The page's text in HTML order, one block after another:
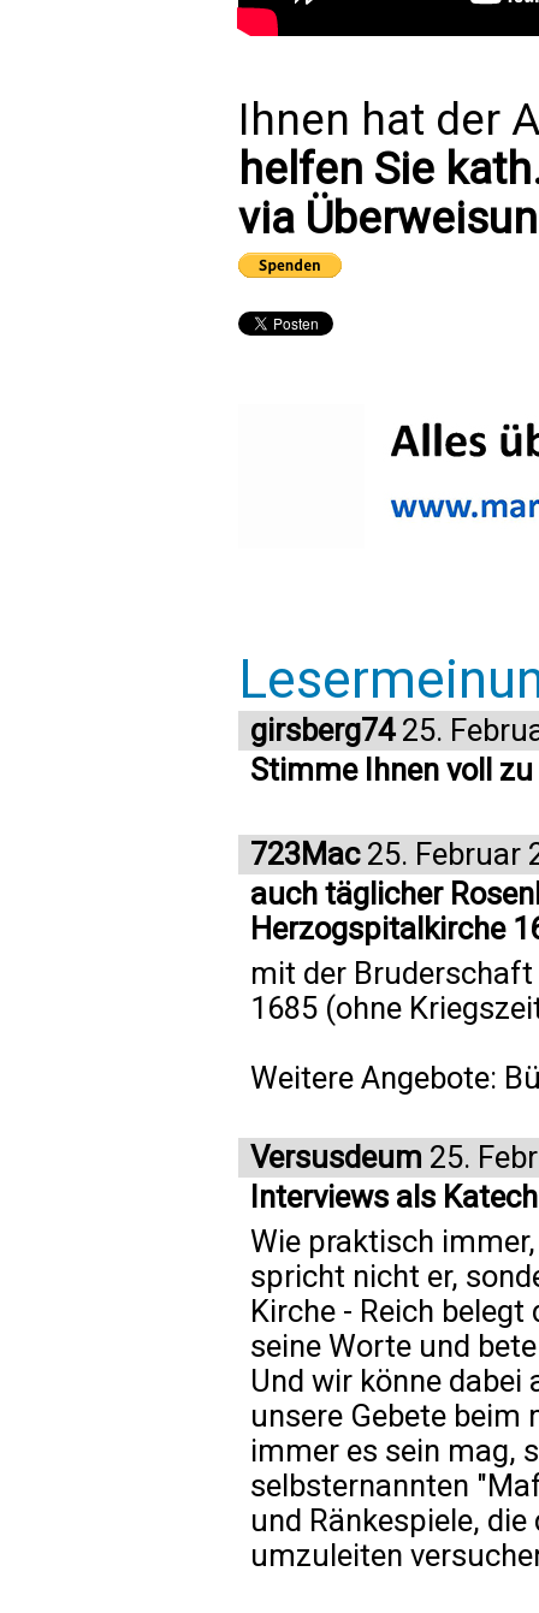
Ihnen hat der
helfen Sie
via
girsberg7425.
Stimme Ihnen voll zu
723Mac25. Februar
auch täglicher
Herzogspitalkirche
mit der Bruderschaft
1685 (ohne
Weitere Angebote:
Versusdeum 25.
Interviews als
Wie praktisch
spricht nicht er,
Kirche - Reich
seine Worte und
Und wir könne
unsere Gebete beim
immer es sein mag,
selbsternannten
und Ränkespiele,
umzuleiten